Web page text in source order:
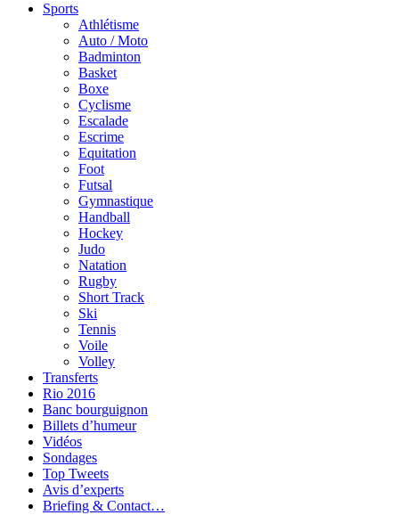
Sports
Athlétisme
Auto / Moto
Badminton
Basket
Boxe
Cyclisme
Escalade
Escrime
Equitation
Foot
Futsal
Gymnastique
Handball
Hockey
Judo
Natation
Rugby
Short Track
Ski
Tennis
Voile
Volley
Transferts
Rio 2016
Banc bourguignon
Billets d’humeur
Vidéos
Sondages
Top Tweets
Avis d’experts
Briefing & Contact…